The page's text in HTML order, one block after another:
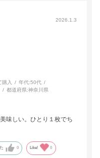
2026.1.3
購入 年代:50代
都道府県:神奈川県
味しい。ひとり１枚でち
0 Like! 0